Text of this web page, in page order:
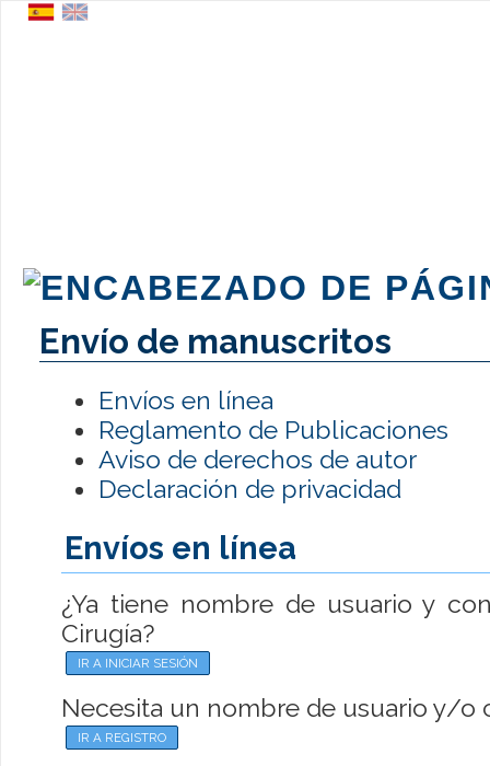
Envío de manuscritos
Envíos en línea
Reglamento de Publicaciones
Aviso de derechos de autor
Declaración de privacidad
Envíos en línea
¿Ya tiene nombre de usuario y
Cirugía?
IR A INICIAR SESIÓN
Necesita un nombre de usuario y/o
IR A REGISTRO